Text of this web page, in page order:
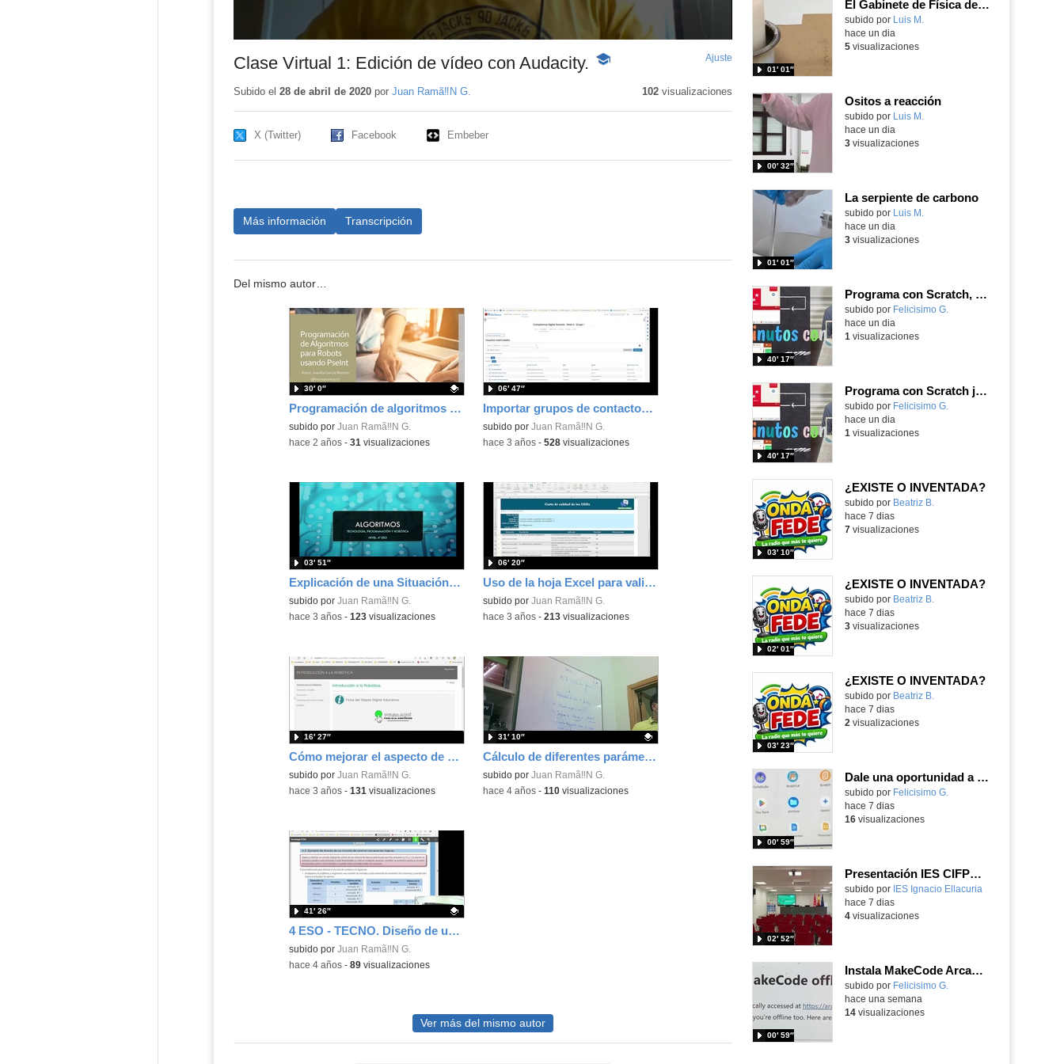
Clase Virtual 1: Edición de vídeo con Audacity.
-
Ajuste
pantalla
Subido el 28 de abril de 2020por Juan Ramã‼N G. 102visualizaciones
X (Twitter) Facebook Embeber
Más información Transcripción
Del mismo autor…
Programación de algoritmos para robots con PseInt
Contenido educativo.
subido por Juan Ramã‼N G.
30′ 0″
-hace 2 años- 31 visualizaciones
Importar grupos de contactos de un CSV al correo de Educamadrid
subido por Juan Ramã‼N G.
06′ 47″
-hace 3 años- 528visualizaciones
Explicación de una Situación de Aprendizaje grabada con OBS
subido por Juan Ramã‼N G.
03′ 51″
-hace 3 años- 123visualizaciones
Uso de la hoja Excel para validar los ODEs
subido por Juan Ramã‼N G.
06′ 20″
-hace 3 años- 213visualizaciones
Cómo mejorar el aspecto de un REA creado con eXe Learning
subido por Juan Ramã‼N G.
16′ 27″
-hace 3 años- 131 visualizaciones
Cálculo de diferentes parámetros de una imagen e Introducción a GIMP.
Contenido educativo.
subido por Juan Ramã‼N G.
31′ 10″
-hace 4 años- 110visualizaciones
4 ESO - TECNO. Diseño de un circuito de control para una alarma con 3 sensores.
Contenido educativo.
subido por Juan Ramã‼N G.
41′ 26″
-hace 4 años- 89visualizaciones
Ver más del mismo autor
El Gabinete de Física del IES Enrique Tierno Galván de Parla (Curso 25-26)
Contenido educativo.
subido por Luis M.
01′ 01″
hace un dia
5visualizaciones
Ositos a reacción
Contenido educativo.
subido por Luis M.
00′ 32″
hace un dia
3visualizaciones
La serpiente de carbono
Contenido educativo.
subido por Luis M.
01′ 01″
hace un dia
3visualizaciones
Programa con Scratch, 8 diferentes juegos para vivir la emoción de los partidos de España en el mundial 2026
Contenido educativo.
subido por Felicisimo G.
40′ 17″
hace un dia
1 visualizaciones
Programa con Scratch juegos con los partidos del mundial 2026 ganados por España
Contenido educativo.
subido por Felicisimo G.
40′ 17″
hace un dia
1 visualizaciones
¿EXISTE O INVENTADA?
Contenido educativo.
subido por Beatriz B.
03′ 10″
hace 7 dias
7visualizaciones
¿EXISTE O INVENTADA?
Contenido educativo.
subido por Beatriz B.
02′ 01″
hace 7 dias
3visualizaciones
¿EXISTE O INVENTADA?
Contenido educativo.
subido por Beatriz B.
03′ 23″
hace 7 dias
2 visualizaciones
Dale una oportunidad a los Chromebooks y utiliza un proyector para realizar talleres si no tienes pantallas táctiles
Contenido educativo.
subido por Felicisimo G.
00′ 59″
hace 7 dias
16visualizaciones
Presentación IES CIFPD Ignacio Ellacuría
Contenido educativo.
subido por IES Ignacio Ellacuria
02′ 52″
hace 7 dias
4visualizaciones
Instala MakeCode Arcade para trabajar offline en tu tablet, ordenador, Chromebook
Contenido educativo.
subido por Felicisimo G.
00′ 59″
hace una semana
14visualizaciones